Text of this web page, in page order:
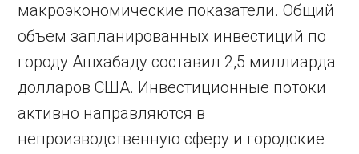
макроэкономические показатели. Общий
объем запланированных инвестиций по
городу Ашхабаду составил 2,5 миллиарда
долларов США. Инвестиционные потоки
активно направляются в
непроизводственную сферу и городские